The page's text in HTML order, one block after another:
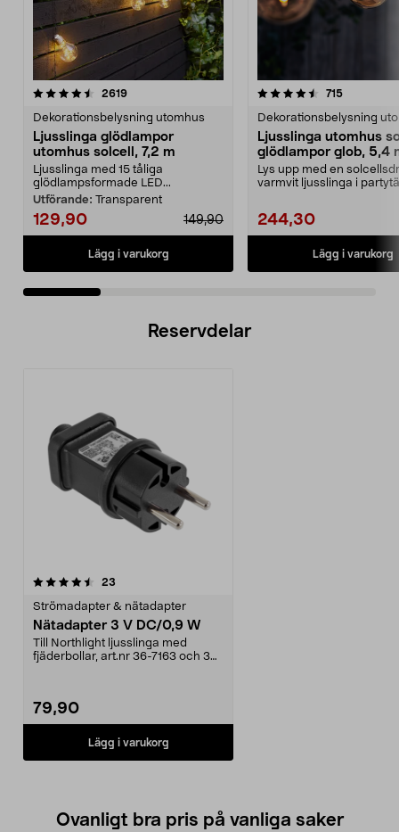
2619recensioner
Dekorationsbelysning utomhus
Ljusslinga glödlampor
utomhus solcell, 7,2 m
Ljusslinga med 15 tåliga
glödlampsformade LED...
Utförande: Transparent
129,90 149,90
Lägg i varukorg
4.5 av 5 stjärnor 715
Dekorationsbelysning
Ljusslinga utomhus
glödlampor glob, 5,4
Lys upp med en
varmvit ljusslinga i
244,30
Lägg i varukorg
4.5 av 5 stjärnor
Reservdelar
23
Strömadapter & nätadapter
Nätadapter 3 V DC/0,9 W
Till Northlight ljusslinga med
fjäderbollar, art.nr 36-7163 och 36-
79,90
Lägg i varukorg
Ovanligt bra pris på vanliga saker